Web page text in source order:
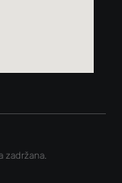
zadržana.